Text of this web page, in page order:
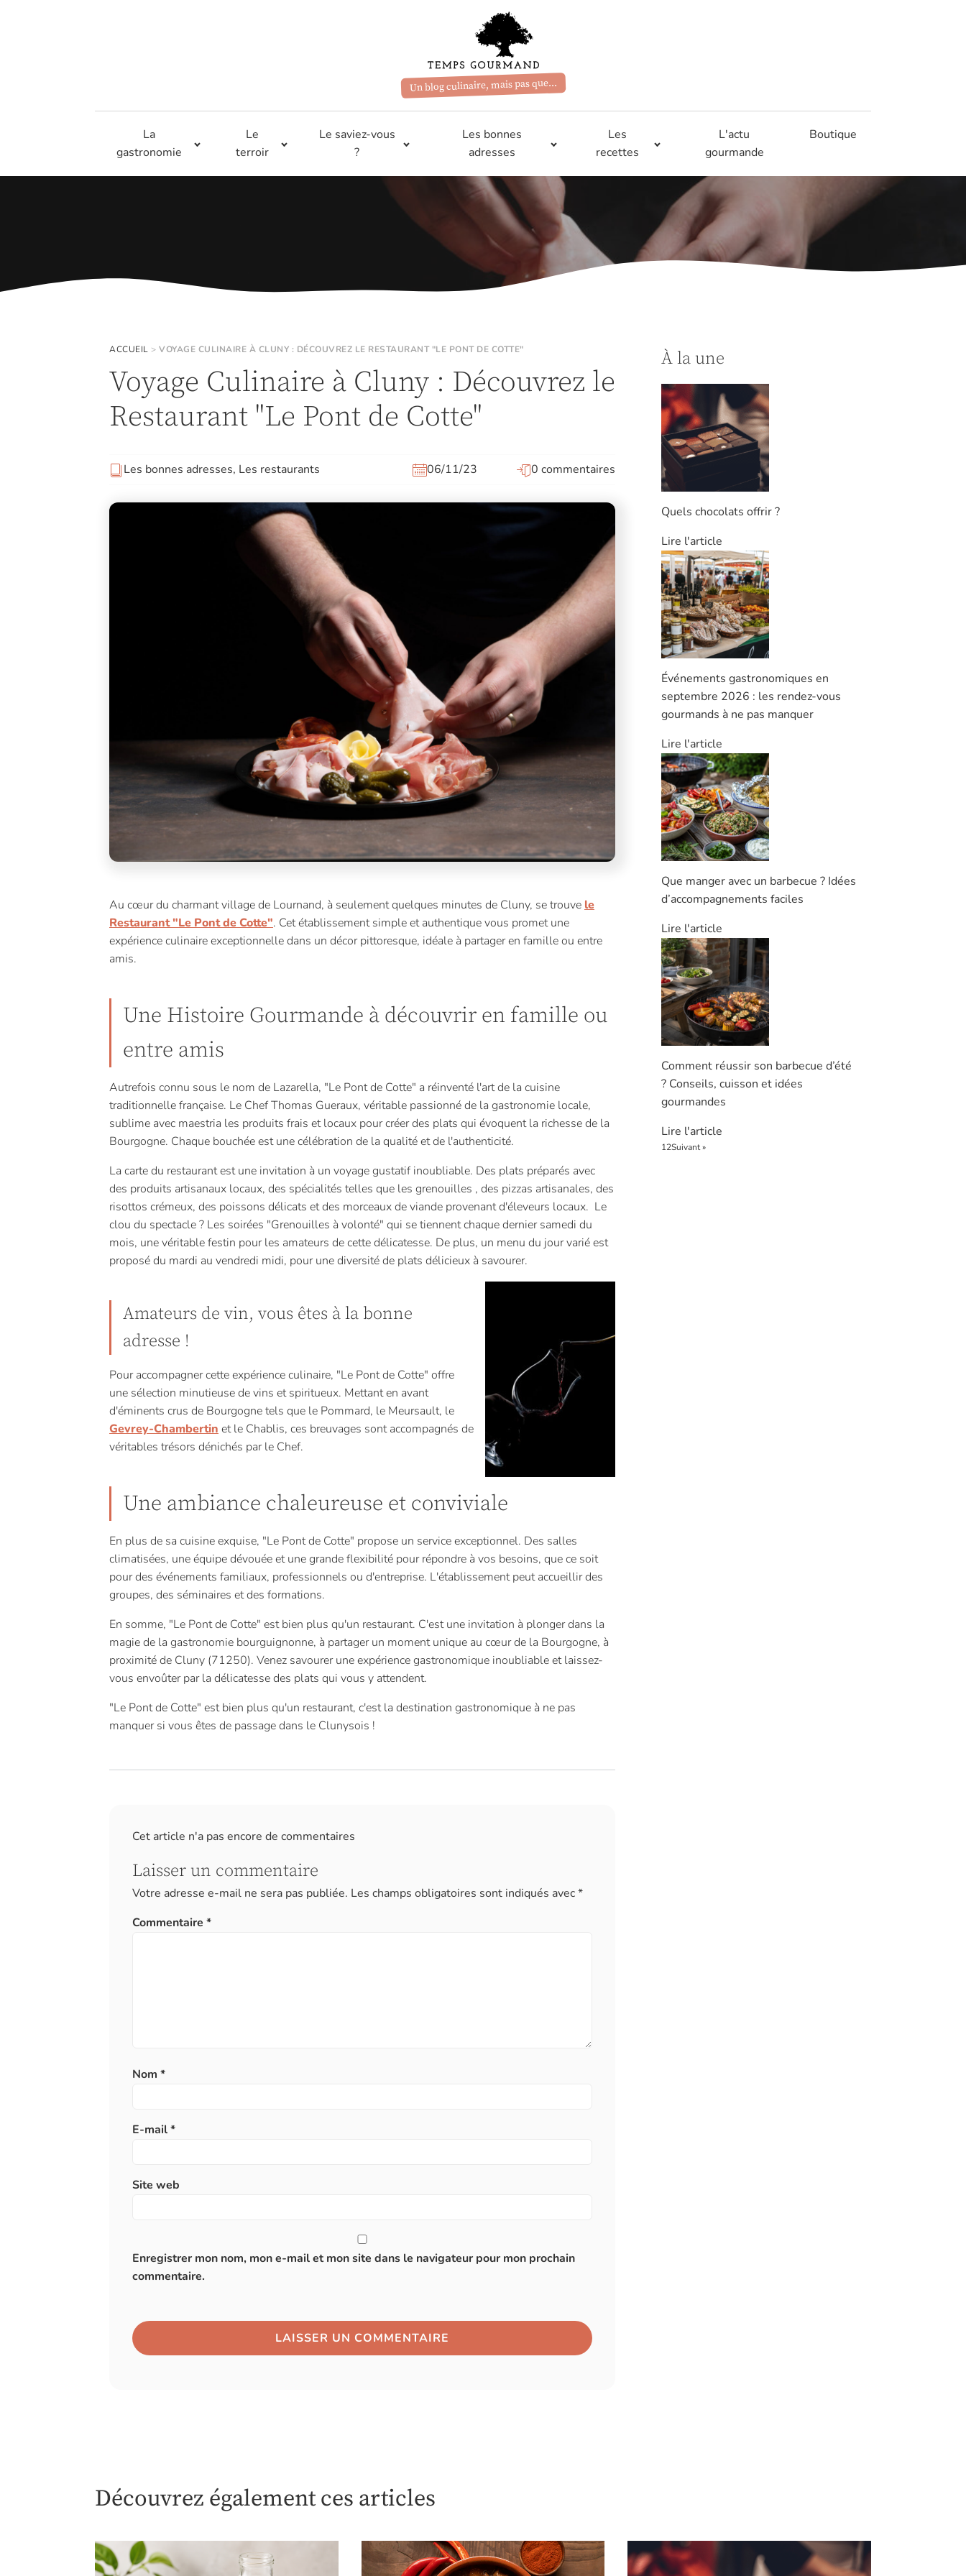
Un blog culinaire, mais pas que...
La
gastronomie
Le
terroir
Le saviez-vous
?
Les bonnes
adresses
Les
recettes
L'actu
gourmande
Boutique
ACCUEIL > VOYAGE CULINAIRE À CLUNY : DÉCOUVREZ LE RESTAURANT "LE PONT DE COTTE"
Voyage Culinaire à Cluny : Découvrez le
Restaurant "Le Pont de Cotte"
Les bonnes adresses, Les restaurants 06/11/23 0 commentaires
Au cœur du charmant village de Lournand, à seulement quelques minutes de Cluny, se trouve le
Restaurant "Le Pont de Cotte". Cet établissement simple et authentique vous promet une
expérience culinaire exceptionnelle dans un décor pittoresque, idéale à partager en famille ou entre
amis.
Une Histoire Gourmande à découvrir en famille ou
entre amis
Autrefois connu sous le nom de Lazarella, "Le Pont de Cotte" a réinventé l'art de la cuisine
traditionnelle française. Le Chef Thomas Gueraux, véritable passionné de la gastronomie locale,
sublime avec maestria les produits frais et locaux pour créer des plats qui évoquent la richesse de la
Bourgogne. Chaque bouchée est une célébration de la qualité et de l'authenticité.
La carte du restaurant est une invitation à un voyage gustatif inoubliable. Des plats préparés avec
des produits artisanaux locaux, des spécialités telles que les grenouilles , des pizzas artisanales, des
risottos crémeux, des poissons délicats et des morceaux de viande provenant d'éleveurs locaux. Le
clou du spectacle ? Les soirées "Grenouilles à volonté" qui se tiennent chaque dernier samedi du
mois, une véritable festin pour les amateurs de cette délicatesse. De plus, un menu du jour varié est
proposé du mardi au vendredi midi, pour une diversité de plats délicieux à savourer.
Amateurs de vin, vous êtes à la bonne
adresse !
Pour accompagner cette expérience culinaire, "Le Pont de Cotte" offre
une sélection minutieuse de vins et spiritueux. Mettant en avant
d'éminents crus de Bourgogne tels que le Pommard, le Meursault, le
Gevrey-Chambertin et le Chablis, ces breuvages sont accompagnés de
véritables trésors dénichés par le Chef.
Une ambiance chaleureuse et conviviale
En plus de sa cuisine exquise, "Le Pont de Cotte" propose un service exceptionnel. Des salles
climatisées, une équipe dévouée et une grande flexibilité pour répondre à vos besoins, que ce soit
pour des événements familiaux, professionnels ou d'entreprise. L'établissement peut accueillir des
groupes, des séminaires et des formations.
En somme, "Le Pont de Cotte" est bien plus qu'un restaurant. C'est une invitation à plonger dans la
magie de la gastronomie bourguignonne, à partager un moment unique au cœur de la Bourgogne, à
proximité de Cluny (71250). Venez savourer une expérience gastronomique inoubliable et laissez-
vous envoûter par la délicatesse des plats qui vous y attendent.
"Le Pont de Cotte" est bien plus qu'un restaurant, c'est la destination gastronomique à ne pas
manquer si vous êtes de passage dans le Clunysois !
Cet article n'a pas encore de commentaires
Laisser un commentaire
Votre adresse e-mail ne sera pas publiée. Les champs obligatoires sont indiqués avec*
Commentaire *
Nom *
E-mail*
Site web
Enregistrer mon nom, mon e-mail et mon site dans le navigateur pour mon prochain
commentaire.
À la une
Quels chocolats offrir ?
Lire l'article
Événements gastronomiques en
septembre 2026 : les rendez-vous
gourmands à ne pas manquer
Lire l'article
Que manger avec un barbecue ? Idées
d’accompagnements faciles
Lire l'article
Comment réussir son barbecue d’été
? Conseils, cuisson et idées
gourmandes
Lire l'article
12Suivant »
Découvrez également ces articles